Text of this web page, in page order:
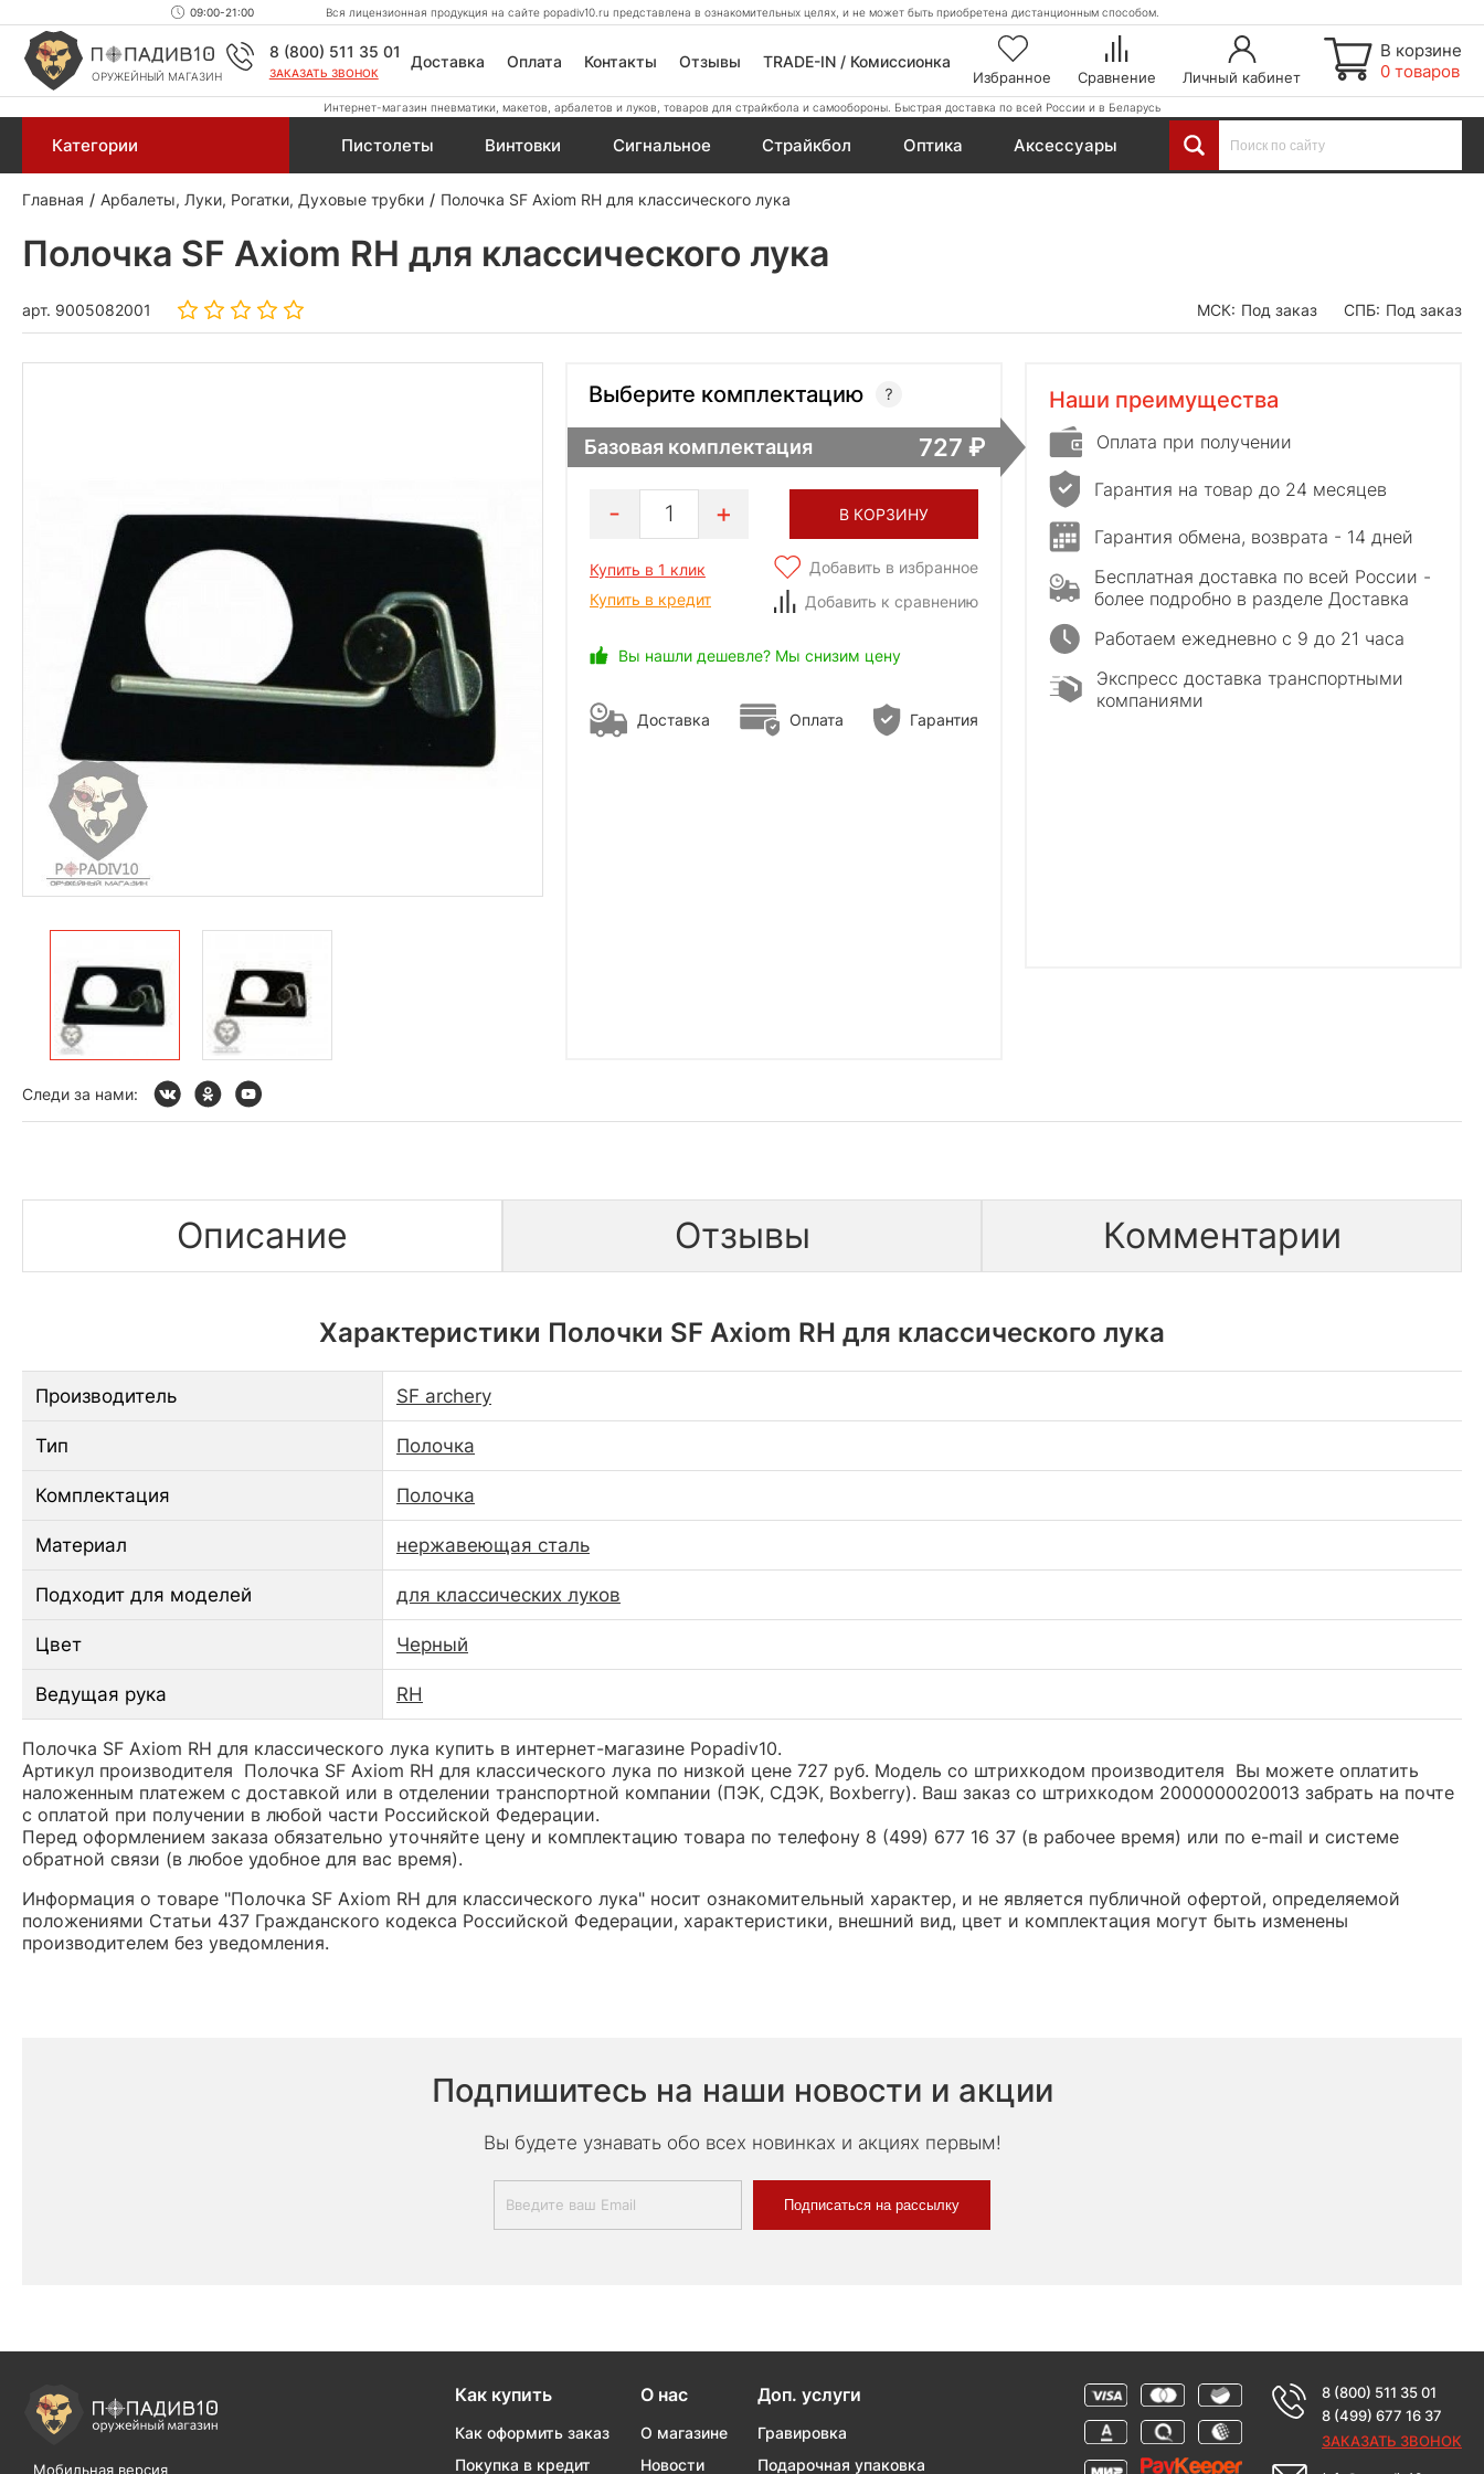
09:00-21:00 Вся лицензионная продукция на сайте popadiv10.ru представлена в ознакомительных целях, и не может быть приобретена дистанционным способом.
ОРУЖЕЙНЫЙ МАГАЗИН
8 (800) 511 35 01
ЗАКАЗАТЬ ЗВОНОК
Доставка Оплата Контакты Отзывы TRADE-IN / Комиссионка
Избранное Сравнение Личный кабинет
В корзине
0 товаров
Интернет-магазин пневматики, макетов, арбалетов и луков, товаров для страйкбола и самообороны. Быстрая доставка по всей России и в Беларусь
Категории Пистолеты Винтовки Сигнальное Страйкбол Оптика Аксессуары
Главная Арбалеты, Луки, Рогатки, Духовые трубки Полочка SF Axiom RH для классического лука
Полочка SF Axiom RH для классического лука
арт. 9005082001 МСК: Под заказ СПБ: Под заказ
Выберите комплектацию
Базовая комплектация 727
1 В КОРЗИНУ
Купить в 1 клик
Купить в кредит
Добавить в избранное
Добавить к сравнению
Вы нашли дешевле? Мы снизим цену
Доставка Оплата Гарантия
Наши преимущества
Оплата при получении
Гарантия на товар до 24 месяцев
Гарантия обмена, возврата - 14 дней
Бесплатная доставка по всей России -
более подробно в разделе Доставка
Работаем ежедневно с 9 до 21 часа
Экспресс доставка транспортными
компаниями
Следи за нами:
Описание Отзывы Комментарии
Характеристики Полочки SF Axiom RH для классического лука
Производитель SF archery
Тип Полочка
Комплектация Полочка
Материал нержавеющая сталь
Подходит для моделей для классических луков
Цвет Черный
Ведущая рука RH
Полочка SF Axiom RH для классического лука купить в интернет-магазине Popadiv10.
Артикул производителя Полочка SF Axiom RH для классического лука по низкой цене 727 руб. Модель со штрихкодом производителя Вы можете оплатить
наложенным платежем с доставкой или в отделении транспортной компании (ПЭК, СДЭК, Boxberry). Ваш заказ со штрихкодом 2000000020013 забрать на почте
с оплатой при получении в любой части Российской Федерации.
Перед оформлением заказа обязательно уточняйте цену и комплектацию товара по телефону 8 (499) 677 16 37 (в рабочее время) или по e-mail и системе
обратной связи (в любое удобное для вас время).
Информация о товаре "Полочка SF Axiom RH для классического лука" носит ознакомительный характер, и не является публичной офертой, определяемой
положениями Статьи 437 Гражданского кодекса Российской Федерации, характеристики, внешний вид, цвет и комплектация могут быть изменены
производителем без уведомления.
Подпишитесь на наши новости и акции
Вы будете узнавать обо всех новинках и акциях первым!
Подписаться на рассылку
Мобильная версия
Как купить
Как оформить заказ
Покупка в кредит
О нас
О магазине
Новости
Доп. услуги
Гравировка
Подарочная упаковка
8 (800) 511 35 01
8 (499) 677 16 37
ЗАКАЗАТЬ ЗВОНОК